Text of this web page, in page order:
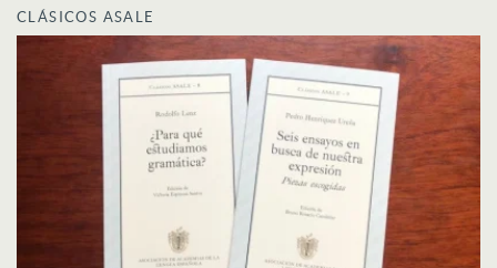
CLÁSICOS ASALE